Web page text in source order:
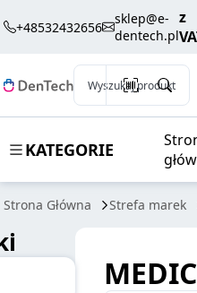
+48532432656
sklep@e-
dentech.pl
z
Wyszukaj produkt
KATEGORIE
Strona Główna Strefa marek